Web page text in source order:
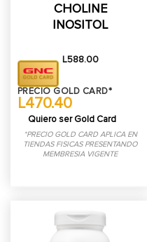
CHOLINE
INOSITOL
L588.00
PRECIO GOLD CARD*
L470.40
Quiero ser Gold Card
*PRECIO GOLD CARD APLICA EN
TIENDAS FISICAS PRESENTANDO
MEMBRESIA VIGENTE